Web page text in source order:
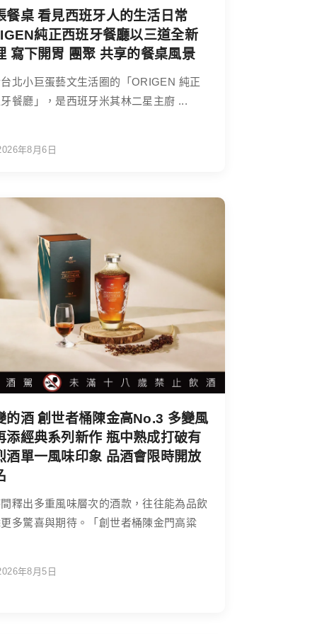
餐桌 看見西班牙人的生活日常
純正西班牙餐廳以三道全新
寫下開胃 團聚 共享的餐桌風景
北小巨蛋藝文生活圈的「ORIGEN 純正
餐廳」，是西班牙米其林二星主廚 ...
年8月6日
的酒 創世者桶陳金高No.3 多變風
添經典系列新作 瓶中熟成打破有
酒單一風味印象 品酒會限時開放
釋出多重風味層次的酒款，往往能為品飲
多驚喜與期待。「創世者桶陳金門高粱
年8月5日